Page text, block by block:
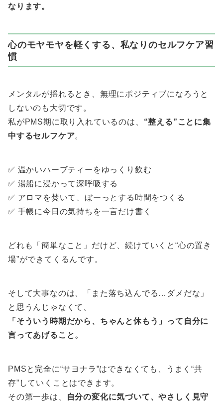
なります。
心のモヤモヤを軽くする、私なりのセルフケア習
慣
メンタルが揺れるとき、無理にポジティブになろうと
しないのも大切です。
私がPMS期に取り入れているのは、 “整える”ことに集
中するセルフケア。
✅ 温かいハーブティーをゆっくり飲む
✅ 湯船に浸かって深呼吸する
✅ アロマを焚いて、ぼーっとする時間をつくる
✅ 手帳に今日の気持ちを一言だけ書く
どれも「簡単なこと」だけど、続けていくと“心の置き
場”ができてくるんです。
そして大事なのは、「また落ち込んでる…ダメだな」
と思うんじゃなくて、
「そういう時期だから、ちゃんと休もう」って自分に
言ってあげること。
PMSと完全に“サヨナラ”はできなくても、うまく“共
存”していくことはできます。
その第一歩は、
自分の変化に気づいて、やさしく見守